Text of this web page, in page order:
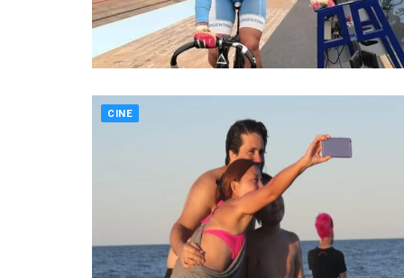
CINE